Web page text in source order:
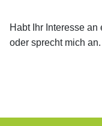
Habt Ihr Interesse
oder sprecht mich an.